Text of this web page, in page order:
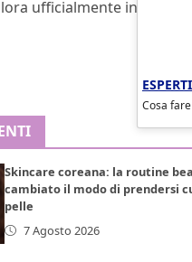
ufficialmente inizio.
Skincare coreana: la routine
cambiato il modo di prendersi
pelle
7 Agosto 2026
Cosa fare